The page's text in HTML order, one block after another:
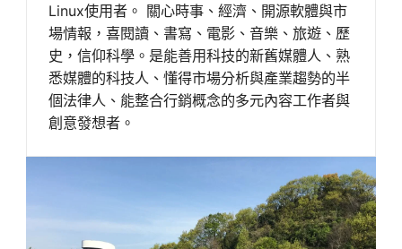
Linux使用者。 關心時事、經濟、開源軟體與市
場情報，喜閱讀、書寫、電影、音樂、旅遊、歷
史，信仰科學。是能善用科技的新舊媒體人、熟
悉媒體的科技人、懂得市場分析與產業趨勢的半
個法律人、能整合行銷概念的多元內容工作者與
創意發想者。